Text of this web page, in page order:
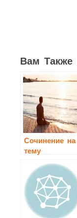
Вам Также
Cочинение на
тему
мир человека»